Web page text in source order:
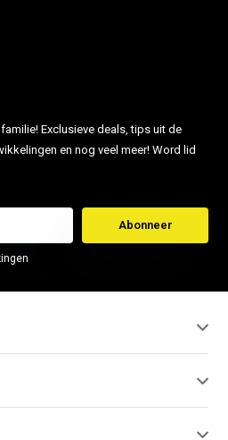
Exclusieve deals, tips uit de
en nog veel meer! Word lid
Abonneer